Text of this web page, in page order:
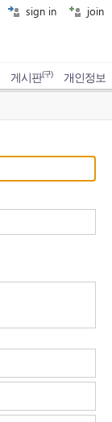
sign in join
게시판(구) 개인정보